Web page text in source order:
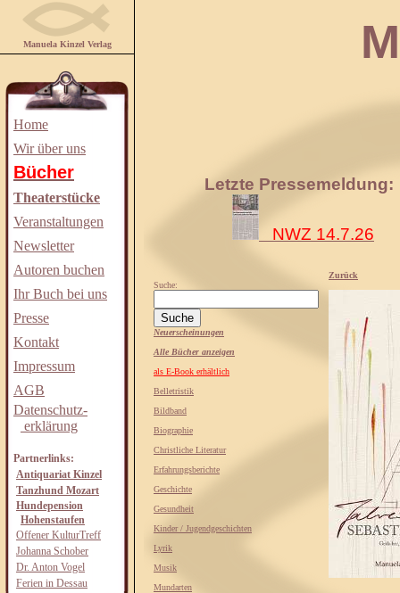
Manuela Kinzel Verlag
Home
Wir über uns
Bücher
Theaterstücke
Veranstaltungen
Newsletter
Autoren buchen
Ihr Buch bei uns
Presse
Kontakt
Impressum
AGB
Datenschutz-
erklärung
Partnerlinks:
Antiquariat Kinzel
Tanzhund Mozart
Hundepension
Hohenstaufen
Offener KulturTreff
Johanna Schober
Dr. Anton Vogel
Ferien in Dessau
Letzte Pressemeldung:
NWZ 14.7.26
Suche:
Neuerscheinungen
Alle Bücher anzeigen
als E-Book erhältlich
Belletristik
Bildband
Biographie
Christliche Literatur
Erfahrungsberichte
Geschichte
Gesundheit
Kinder / Jugendgeschichten
Lyrik
Musik
Mundarten
Zurück